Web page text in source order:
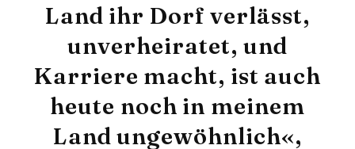
Land ihr Dorf verlässt,
unverheiratet, und
Karriere macht, ist auch
heute noch in meinem
Land ungewöhnlich«,